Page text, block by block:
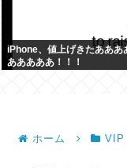
iPhone、値上げきたあああ
あああああ！！！
ホーム VIP